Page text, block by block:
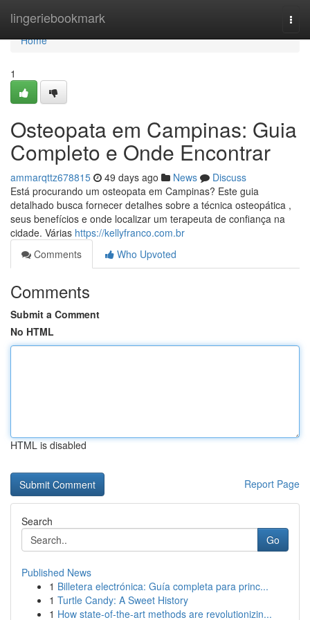
lingeriebookmark
Home
Home
1
Osteopata em Campinas: Guia
Completo e Onde Encontrar
ammarqttz678815 49 days ago News
Discuss
Está procurando um osteopata em Campinas? Este guia
detalhado busca fornecer detalhes sobre a técnica osteopática ,
seus benefícios e onde localizar um terapeuta de confiança na
cidade. Várias https://kellyfranco.com.br
Comments
Who Upvoted
Comments
Submit a Comment
No HTML
HTML is disabled
Report Page
Search
Go
Published News
1 Billetera electrónica: Guía completa para princ...
1 Turtle Candy: A Sweet History
1 How state-of-the-art methods are revolutionizin...